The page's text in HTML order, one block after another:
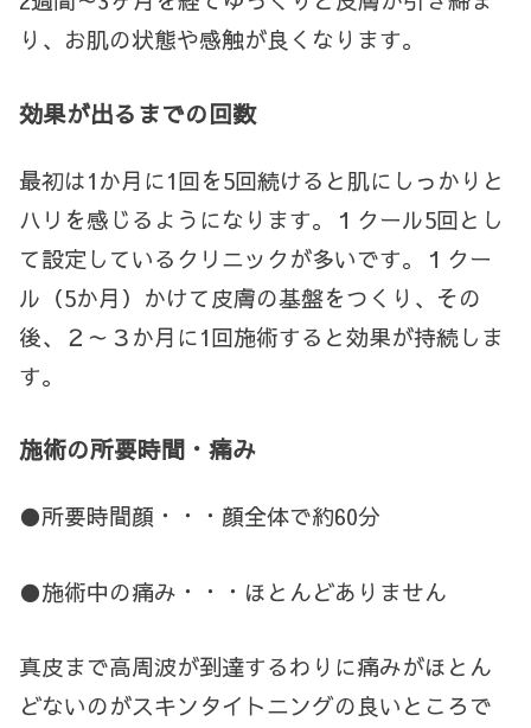
り、お肌の状態や感触が良くなります。
効果が出るまでの回数
最初は1か月に1回を5回続けると肌にしっかりと
ハリを感じるようになります。１クール5回とし
て設定しているクリニックが多いです。１クー
ル（5か月）かけて皮膚の基盤をつくり、その
後、２～３か月に1回施術すると効果が持続しま
す。
施術の所要時間・痛み
●所要時間顔・・・顔全体で約60分
●施術中の痛み・・・ほとんどありません
真皮まで高周波が到達するわりに痛みがほとん
どないのがスキンタイトニングの良いところで